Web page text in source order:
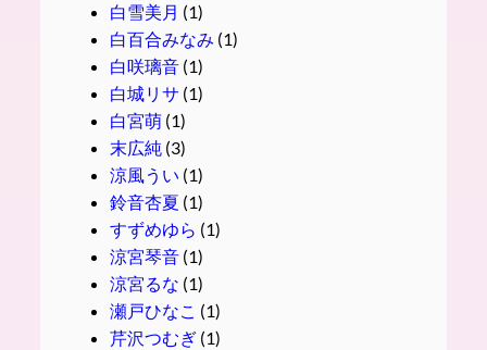
白雪美月 (1)
白百合みなみ (1)
白咲璃音(1)
白城リサ (1)
白宮萌(1)
末広純(3)
涼風うい (1)
鈴音杏夏 (1)
すずめゆら (1)
涼宮琴音(1)
涼宮るな (1)
瀬戸ひなこ (1)
芹沢つむぎ(1)